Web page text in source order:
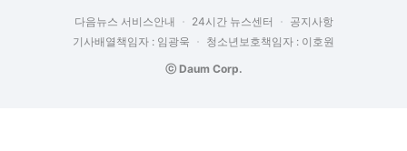
다음뉴스 서비스안내 24시간 뉴스센터
공지사항
기사배열책임자 : 임광욱
청소년보호책임자 : 이호원
ⓒ Daum Corp.